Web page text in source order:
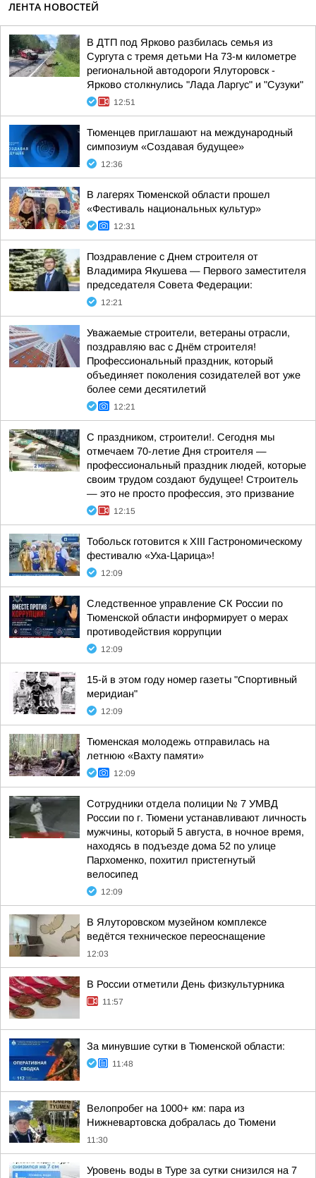
ЛЕНТА НОВОСТЕЙ
В ДТП под Ярково разбилась семья из
Сургута с тремя детьми На 73-м километре
региональной автодороги Ялуторовск -
Ярково столкнулись "Лада Ларгус" и "Сузуки"
12:51
Тюменцев приглашают на международный
симпозиум «Создавая будущее»
12:36
В лагерях Тюменской области прошел
«Фестиваль национальных культур»
12:31
Поздравление с Днем строителя от
Владимира Якушева — Первого заместителя
председателя Совета Федерации:
12:21
Уважаемые строители, ветераны отрасли,
поздравляю вас с Днём строителя!
Профессиональный праздник, который
объединяет поколения созидателей вот уже
более семи десятилетий
12:21
С праздником, строители!. Сегодня мы
отмечаем 70-летие Дня строителя —
профессиональный праздник людей, которые
своим трудом создают будущее! Строитель
— это не просто профессия, это призвание
12:15
Тобольск готовится к XIII Гастрономическому
фестивалю «Уха-Царица»!
12:09
Следственное управление СК России по
Тюменской области информирует о мерах
противодействия коррупции
12:09
15-й в этом году номер газеты "Спортивный
меридиан"
12:09
Тюменская молодежь отправилась на
летнюю «Вахту памяти»
12:09
Сотрудники отдела полиции № 7 УМВД
России по г. Тюмени устанавливают личность
мужчины, который 5 августа, в ночное время,
находясь в подъезде дома 52 по улице
Пархоменко, похитил пристегнутый
велосипед
12:09
В Ялуторовском музейном комплексе
ведётся техническое переоснащение
12:03
В России отметили День физкультурника
11:57
За минувшие сутки в Тюменской области:
11:48
Велопробег на 1000+ км: пара из
Нижневартовска добралась до Тюмени
11:30
Уровень воды в Туре за сутки снизился на 7